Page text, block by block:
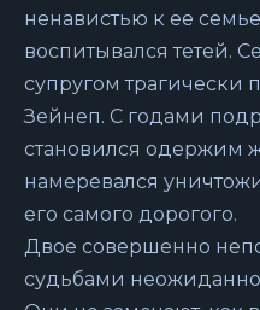
ненавистью к ее
воспитывался тетей.
супругом трагически
Зейнеп. С годами
становился одержим
намеревался
его самого дорогого.
Двое совершенно
судьбами